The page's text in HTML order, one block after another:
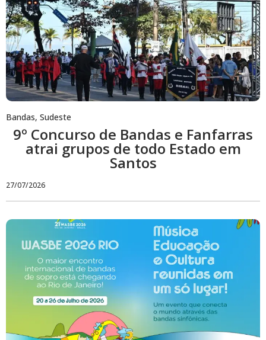
Bandas, Sudeste
9º Concurso de Bandas e Fanfarras
atrai grupos de todo Estado em
Santos
27/07/2026